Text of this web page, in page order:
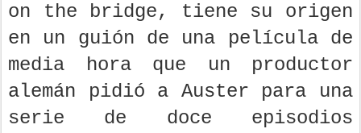
on the bridge, tiene su origen
en un guión de una película de
media hora que un productor
alemán pidió a Auster para una
serie de doce episodios